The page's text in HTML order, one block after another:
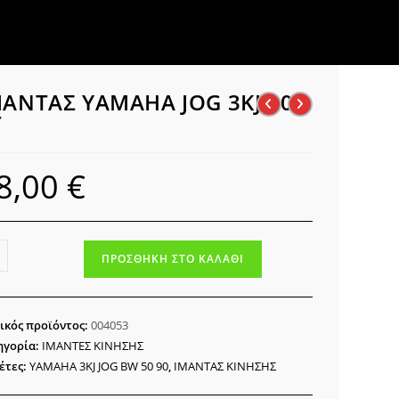
YAMAHA JOG 3KJ 50
€
ΠΡΟΣΘΉΚΗ ΣΤΟ ΚΑΛΆΘΙ
προϊόντος:004053
ΙΜΑΝΤΕΣ ΚΙΝΗΣΗΣ
YAMAHA 3KJ JOG BW 50 90, ΙΜΑΝΤΑΣ ΚΙΝΗΣΗΣ